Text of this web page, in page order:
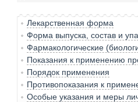
Лекарственная форма
Форма выпуска, состав и
Фармакологические
Показания к применению
Порядок применения
Противопоказания к
Особые указания и меры